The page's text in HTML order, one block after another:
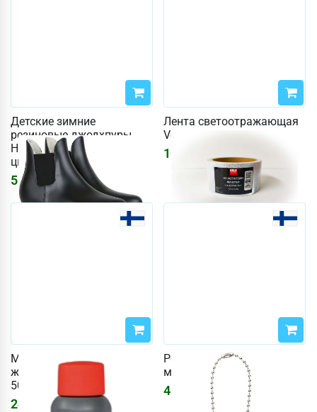
Детские зимние
резиновые джодхпуры
Horze Bonn (размер 33,
цвет черный)
5134 6128₽
Лента светоотражающая
Velo 5мХ5см спорт
1089
Мыло для кожи Effax
жидкое кожа-комби
500мл
2477 ₽
Рефлоактивная собака с
мягким отражателем
465